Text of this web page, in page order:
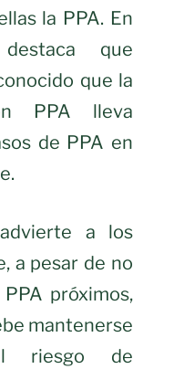
la PPA. En
que
que la
PPA lleva
de PPA en
a los
a pesar de no
próximos,
mantenerse
riesgo de